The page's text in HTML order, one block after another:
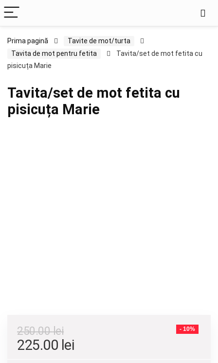
Prima pagină
Tavite de mot/turta
Tavita de mot pentru fetita
Tavita/set de mot fetita cu
pisicuța Marie
Tavita/set de mot fetita cu
pisicuța Marie
- 10%
250.00lei
Prețul
225.00 lei